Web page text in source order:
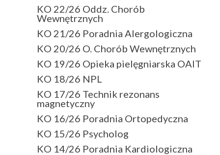
KO 22/26 Oddz. Chorób
Wewnętrznych
KO 21/26 Poradnia Alergologiczna
KO 20/26 O. Chorób Wewnętrznych
KO 19/26 Opieka pielęgniarska OAIT
KO 18/26 NPL
KO 17/26 Technik rezonans
magnetyczny
KO 16/26 Poradnia Ortopedyczna
KO 15/26 Psycholog
KO 14/26 Poradnia Kardiologiczna